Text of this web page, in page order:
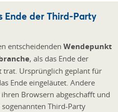
Ende der Third-Party
entscheidenden Wendepunkt
, als das Ende der
trat. Ursprünglich geplant für
Ende eingeläutet. Andere
Browsern abgeschafft und
Third-Party